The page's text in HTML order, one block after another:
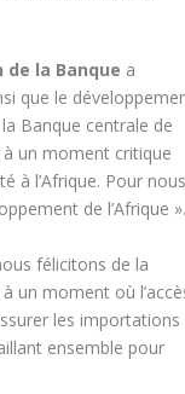
la Banque a
que le
Banque centrale de
un moment critique
à l’Afrique. Pour
de l’Afrique ».
félicitons de la
un moment où
les importations
ensemble pour